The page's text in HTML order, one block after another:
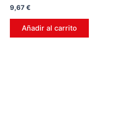
Valorado
en
0
9,67€
Añadir al carrito